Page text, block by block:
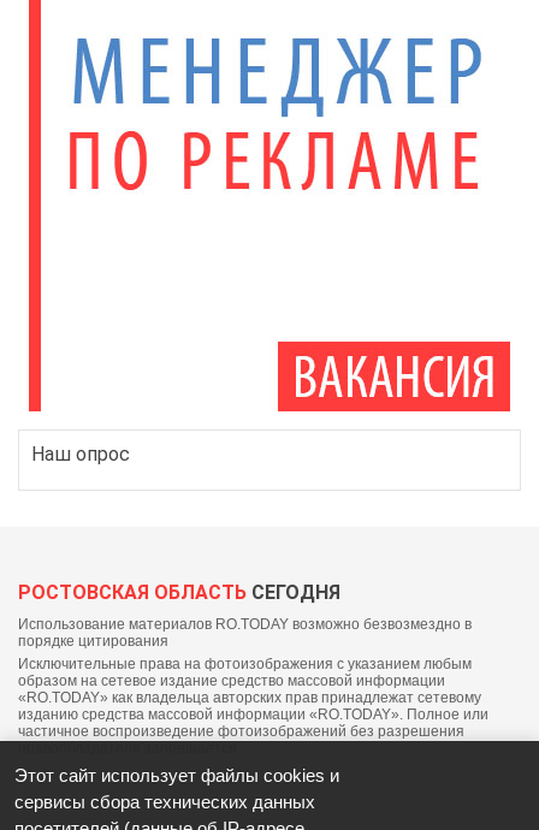
Наш опрос
РОСТОВСКАЯ ОБЛАСТЬ СЕГОДНЯ
Использование материалов RO.TODAY возможно безвозмездно в
порядке цитирования
Исключительные права на фотоизображения с указанием любым
образом на сетевое издание средство массовой информации
«RO.TODAY» как владельца авторских прав принадлежат сетевому
изданию средства массовой информации «RO.TODAY». Полное или
частичное воспроизведение фотоизображений без разрешения
Этот сайт использует файлы cookies и
сервисы сбора технических данных